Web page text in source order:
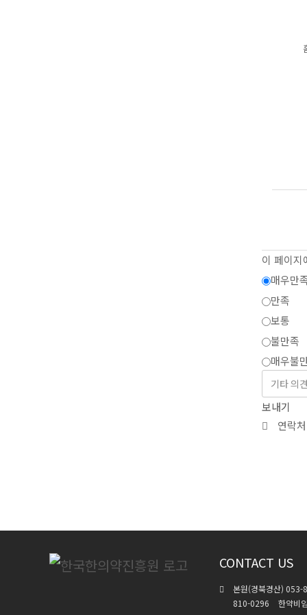
이 페이지
매우만
만족
보통
불만족
매우불
보내기
연락처
CONTACT US
본원(경북경산)
810-0296
한약비